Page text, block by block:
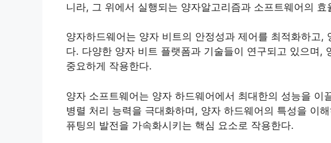
니라, 그 위에서 실행되는 양자알고리즘과 소프트웨어의
양자하드웨어는 양자 비트의 안정성과 제어를 최적화하고
다. 다양한 양자 비트 플랫폼과 기술들이 연구되고 있으며,
중요하게 작용한다.
양자 소프트웨어는 양자 하드웨어에서 최대한의 성능을
병렬 처리 능력을 극대화하며, 양자 하드웨어의 특성을 이
퓨팅의 발전을 가속화시키는 핵심 요소로 작용한다.